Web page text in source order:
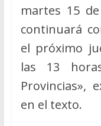
martes 15
continuará
el próximo
las 13
Provincias»,
en el texto.